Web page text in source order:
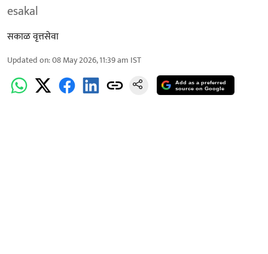
esakal
सकाळ वृत्तसेवा
Updated on:08 May 2026, 11:39 am IST
Add as a preferred
source on Google